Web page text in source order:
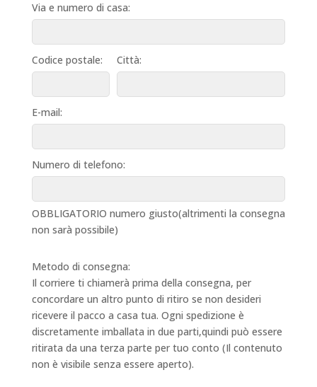
Via e numero di casa:
Codice postale: Città:
E-mail:
Numero di telefono:
OBBLIGATORIO numero giusto(altrimenti la consegna
non sarà possibile)
Metodo di consegna:
Il corriere ti chiamerà prima della consegna, per
concordare un altro punto di ritiro se non desideri
ricevere il pacco a casa tua. Ogni spedizione è
discretamente imballata in due parti,quindi può essere
ritirata da una terza parte per tuo conto (Il contenuto
non è visibile senza essere aperto).